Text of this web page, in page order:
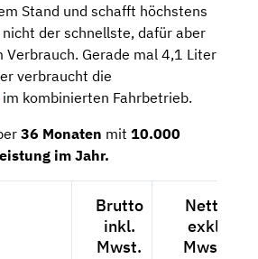
Stand und schafft höchstens
der schnellste, dafür aber
Verbrauch. Gerade mal 4,1 Liter
verbraucht die
im kombinierten Fahrbetrieb.
36 Monaten mit 10.000
im Jahr.
Brutto
inkl.
Mwst.
Netto
exkl.
Mwst.